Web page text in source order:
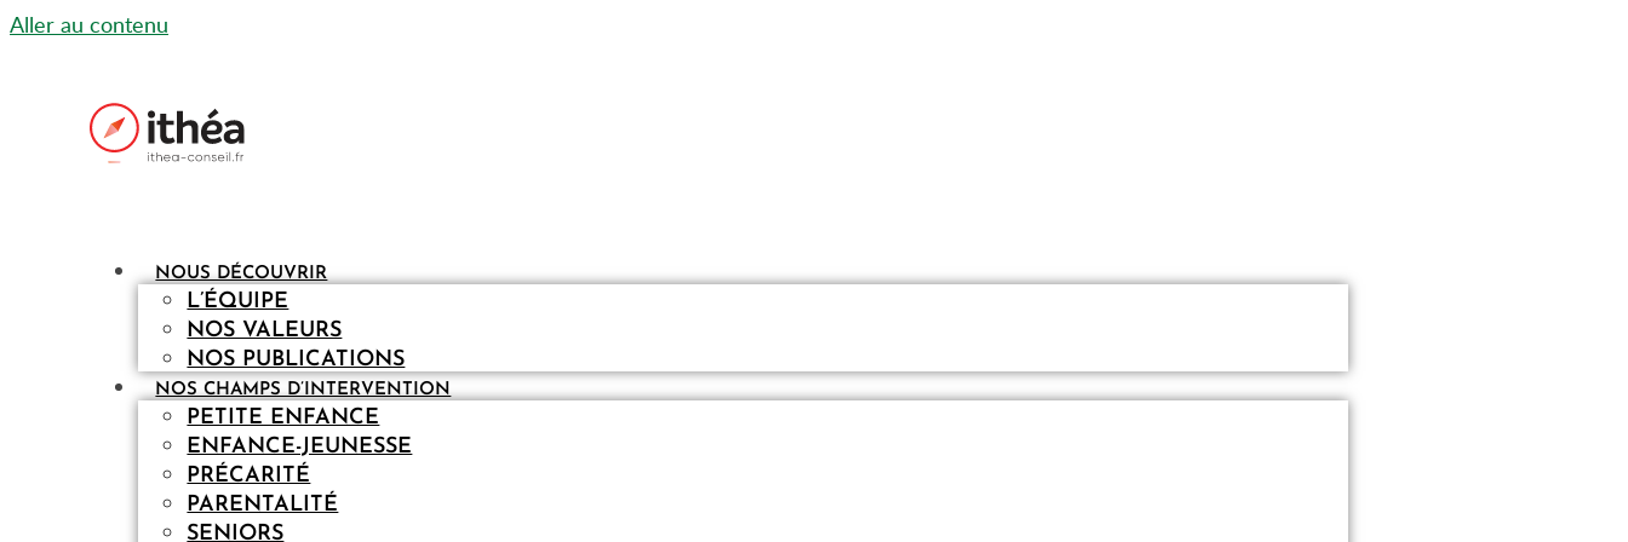
Aller au contenu
NOUS DÉCOUVRIR
L’ÉQUIPE
NOS VALEURS
NOS PUBLICATIONS
NOS CHAMPS D’INTERVENTION
PETITE ENFANCE
ENFANCE-JEUNESSE
PRÉCARITÉ
PARENTALITÉ
SENIORS